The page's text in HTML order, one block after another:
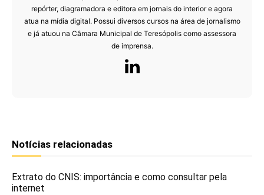
repórter, diagramadora e editora em jornais do interior e agora
atua na mídia digital. Possui diversos cursos na área de jornalismo
e já atuou na Câmara Municipal de Teresópolis como assessora
de imprensa.
Notícias relacionadas
Extrato do CNIS: importância e como consultar pela
internet